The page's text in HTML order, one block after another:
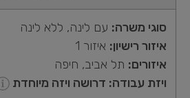
סוגי משרה: עם לינה, ללא לינה
איזור רישיון: איזור 1
איזורים: תל אביב, חיפה
ויזת עבודה: דרושה ויזה מיוחדת